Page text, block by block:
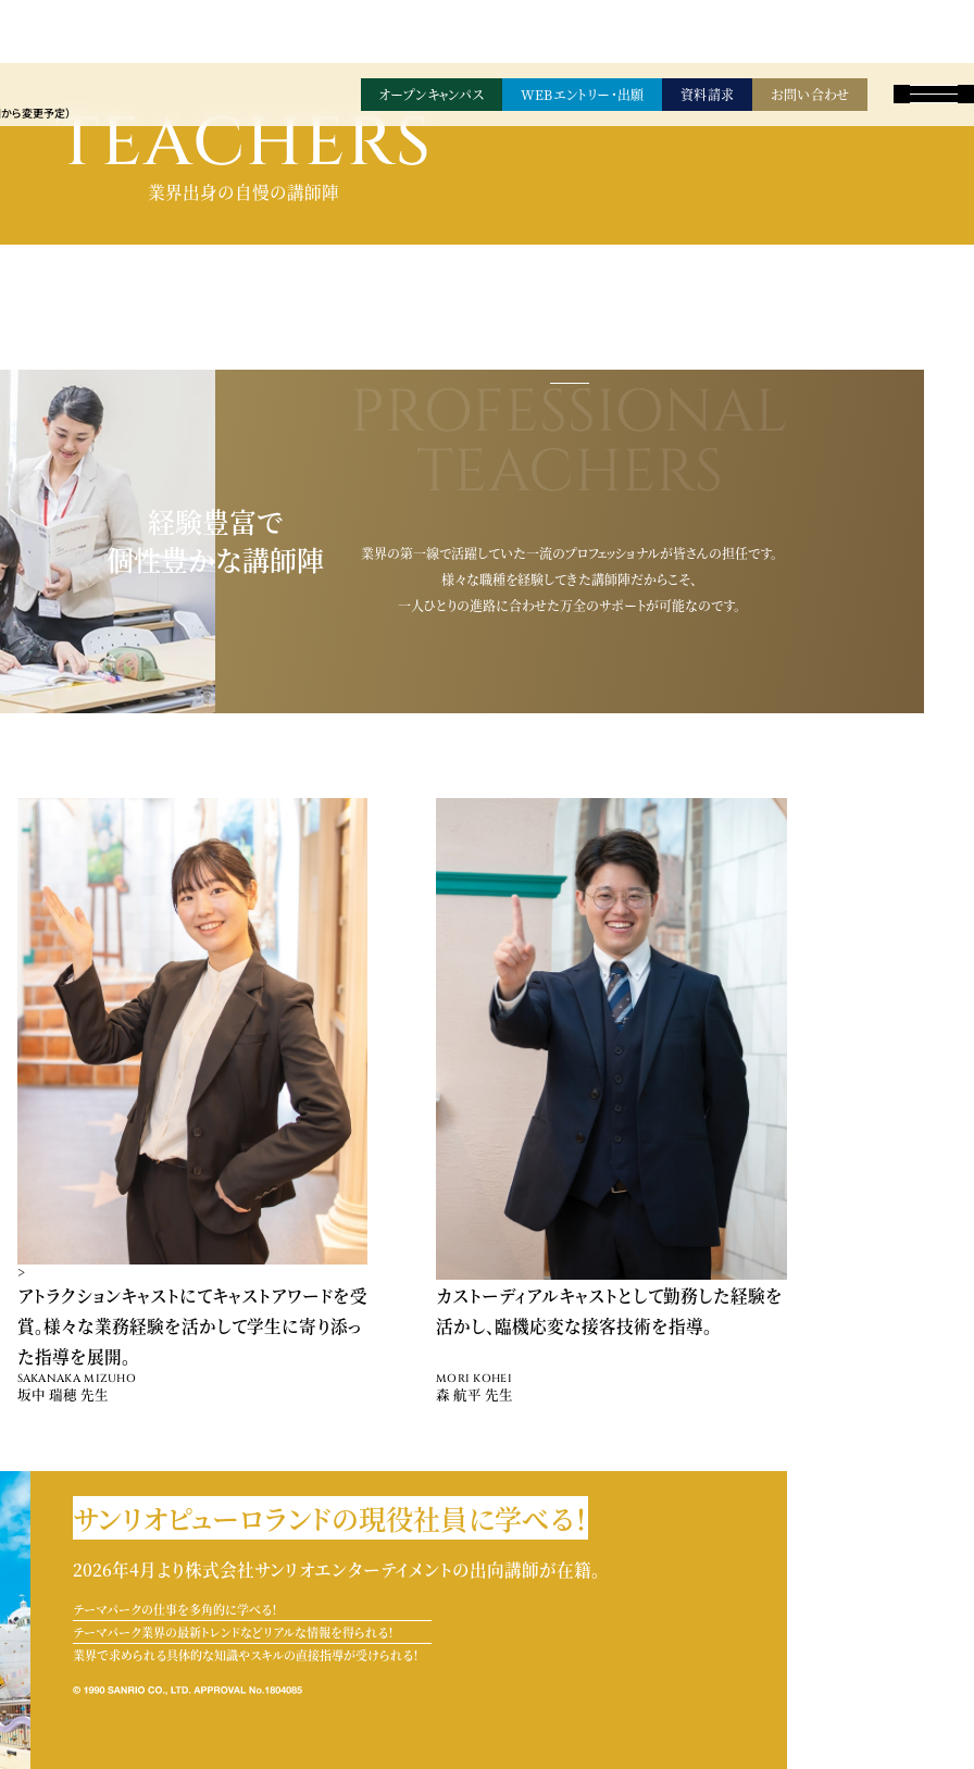
ら変更予定）
オープンキャンパス WEBエントリー・出願 資料請求 お問い合わせ
TEACHERS
業界出身の自慢の講師陣
経験豊富で
個性豊かな講師陣
業界の第一線で活躍していた一流のプロフェッショナルが皆さんの担任です。
様々な職種を経験してきた講師陣だからこそ、
一人ひとりの進路に合わせた万全のサポートが可能なのです。
>
アトラクションキャストにてキャストアワードを受
賞。様々な業務経験を活かして学生に寄り添っ
た指導を展開。
SAKANAKA MIZUHO
坂中 瑞穂 先生
>
カストーディアルキャストとして勤務した経験を
活かし、臨機応変な接客技術を指導。
MORI KOHEI
森 航平 先生
サンリオピューロランドの現役社員に学べる！
2026年4月より株式会社サンリオエンターテイメントの出向講師が在籍。
テーマパークの仕事を多角的に学べる！
テーマパーク業界の最新トレンドなどリアルな情報を得られる！
業界で求められる具体的な知識やスキルの直接指導が受けられる！